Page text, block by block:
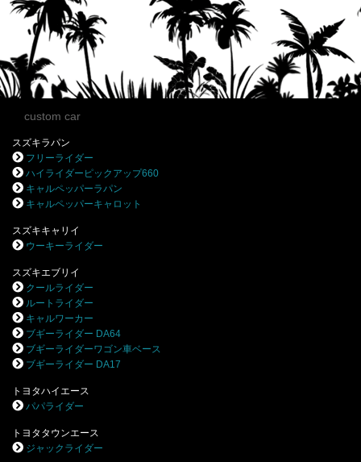
custom car
スズキラパン
フリーライダー
ハイライダーピックアップ660
キャルペッパーラパン
キャルペッパーキャロット
スズキキャリイ
ウーキーライダー
スズキエブリイ
クールライダー
ルートライダー
キャルワーカー
ブギーライダー DA64
ブギーライダーワゴン車ベース
ブギーライダー DA17
トヨタハイエース
パパライダー
トヨタタウンエース
ジャックライダー